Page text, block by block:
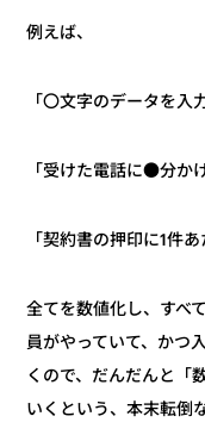
例えば、
「〇文字のデータを
「受けた電話に●分か
「契約書の押印に1件
全てを数値化し、すべ
員がやっていて、かつ
くので、だんだんと「
いくという、本末転倒